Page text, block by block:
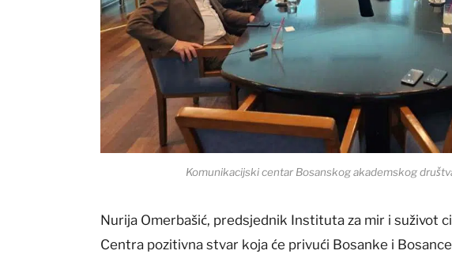
Komunikacijski centar Bosanskog akademskog
Nurija Omerbašić, predsjednik Instituta za mir i suživot
Centra pozitivna stvar koja će privući Bosanke i